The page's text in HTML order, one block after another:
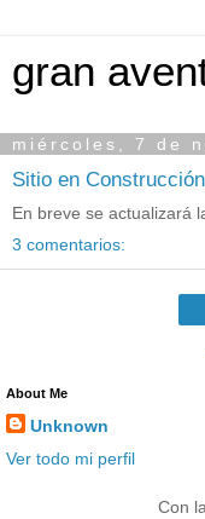
gran
miércoles, 7 de
Sitio en Construcción
En breve se actualizará
3 comentarios:
About Me
Unknown
Ver todo mi perfil
Con